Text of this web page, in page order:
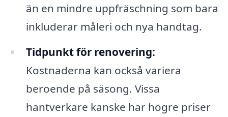
än en mindre uppfräschning som bara
inkluderar måleri och nya handtag.
Tidpunkt för renovering:
Kostnaderna kan också variera
beroende på säsong. Vissa
hantverkare kanske har högre priser